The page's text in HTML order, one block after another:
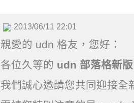
2013/06/11 22:01
親愛的 udn 格友，您好：
各位久等的 udn 部落格新版
我們誠心邀請您共同迎接全